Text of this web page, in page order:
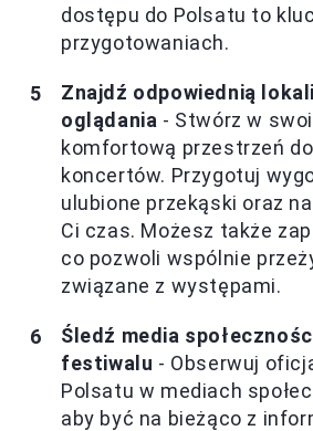
dostępu do Polsatu to
przygotowaniach.
Znajdź odpowiednią
oglądania - Stwórz w
komfortową przestrzeń
koncertów. Przygotuj
ulubione przekąski oraz
Ci czas. Możesz także
co pozwoli wspólnie
związane z występami.
Śledź media
festiwalu - Obserwuj
Polsatu w mediach
aby być na bieżąco z